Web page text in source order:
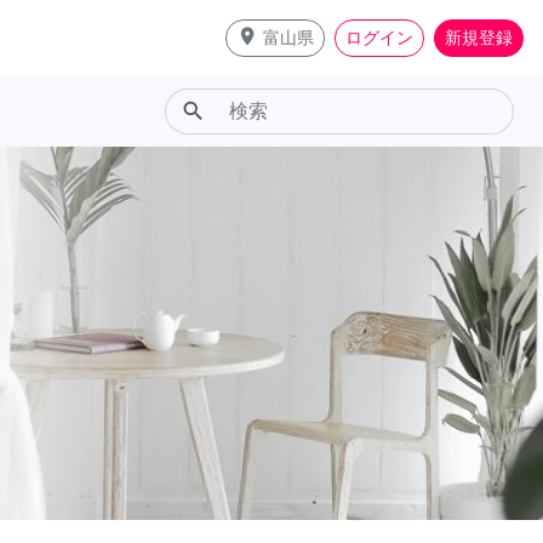
place 富山県 ログイン 新規登録
search